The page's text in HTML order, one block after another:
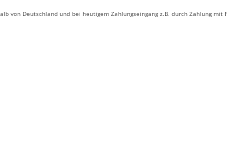
von Deutschland und bei heutigem Zahlungseingang z.B. durch Zahlung mit